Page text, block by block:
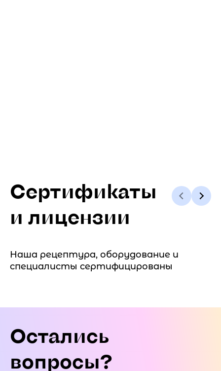
Сертификаты
и лицензии
Наша рецептура, оборудование и
специалисты сертифицированы
Остались
вопросы?